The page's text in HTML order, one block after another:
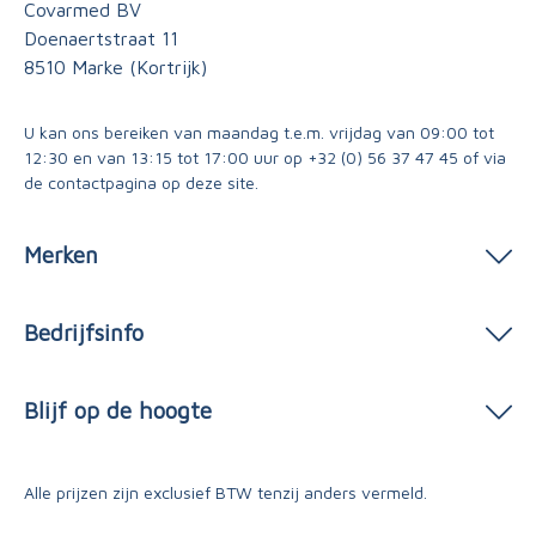
Covarmed BV
Doenaertstraat 11
8510 Marke (Kortrijk)
U kan ons bereiken van maandag t.e.m. vrijdag van 09:00 tot
12:30 en van 13:15 tot 17:00 uur op +32 (0) 56 37 47 45 of via
de contactpagina op deze site.
Merken
Bedrijfsinfo
Blijf op de hoogte
Alle prijzen zijn exclusief BTW tenzij anders vermeld.